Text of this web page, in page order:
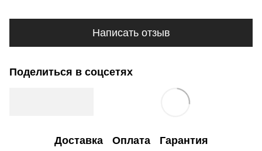
Написать отзыв
Поделиться в соцсетях
Доставка Оплата Гарантия